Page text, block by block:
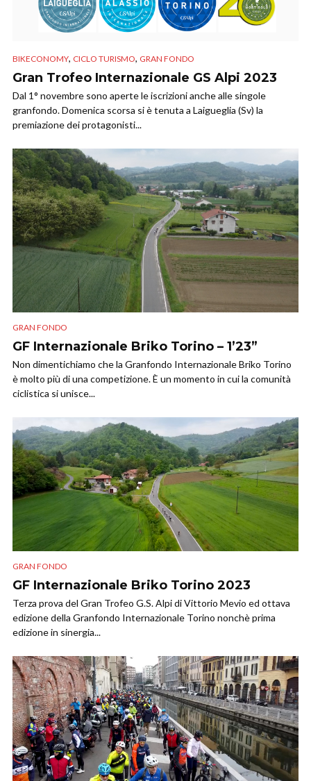
BIKECONOMY, CICLO TURISMO, GRAN FONDO
Gran Trofeo Internazionale GS Alpi 2023
Dal 1° novembre sono aperte le iscrizioni anche alle singole
granfondo. Domenica scorsa si è tenuta a Laigueglia (Sv) la
premiazione dei protagonisti...
GRAN FONDO
GF Internazionale Briko Torino – 1’23”
Non dimentichiamo che la Granfondo Internazionale Briko Torino
è molto più di una competizione. È un momento in cui la comunità
ciclistica si unisce...
GRAN FONDO
GF Internazionale Briko Torino 2023
Terza prova del Gran Trofeo G.S. Alpi di Vittorio Mevio ed ottava
edizione della Granfondo Internazionale Torino nonchè prima
edizione in sinergia...